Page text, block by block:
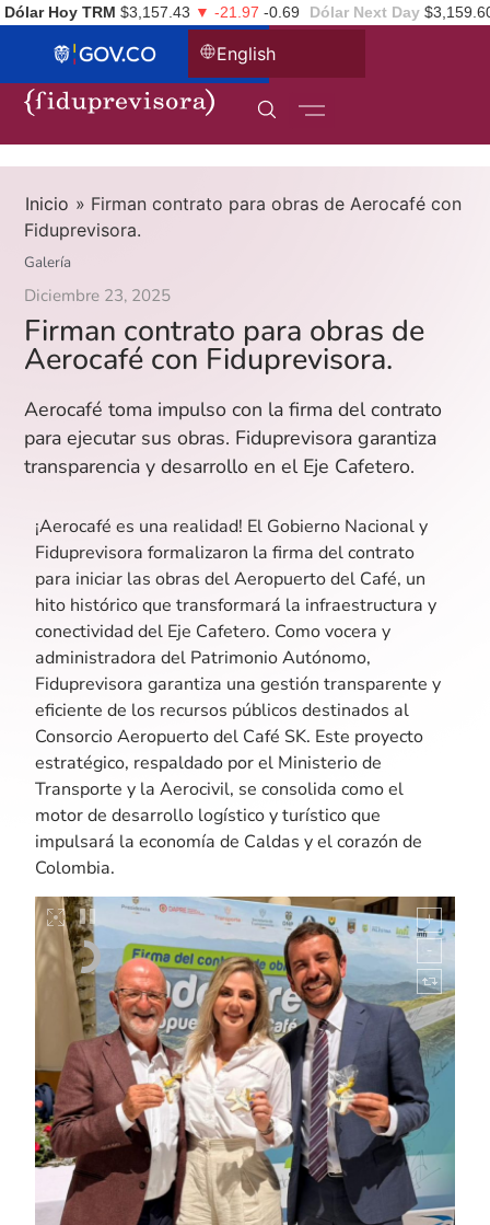
Dólar Hoy TRM $3,157.43 ▼ -21.97 -0.69 Dólar Next Day
English
Inicio » Firman contrato para obras de Aerocafé con
Fiduprevisora.
Galería
Diciembre 23, 2025
Firman contrato para obras de
Aerocafé con Fiduprevisora.
Aerocafé toma impulso con la firma del contrato
para ejecutar sus obras. Fiduprevisora garantiza
transparencia y desarrollo en el Eje Cafetero.
¡Aerocafé es una realidad! El Gobierno Nacional y
Fiduprevisora formalizaron la firma del contrato
para iniciar las obras del Aeropuerto del Café, un
hito histórico que transformará la infraestructura y
conectividad del Eje Cafetero. Como vocera y
administradora del Patrimonio Autónomo,
Fiduprevisora garantiza una gestión transparente y
eficiente de los recursos públicos destinados al
Consorcio Aeropuerto del Café SK. Este proyecto
estratégico, respaldado por el Ministerio de
Transporte y la Aerocivil, se consolida como el
motor de desarrollo logístico y turístico que
impulsará la economía de Caldas y el corazón de
Colombia.